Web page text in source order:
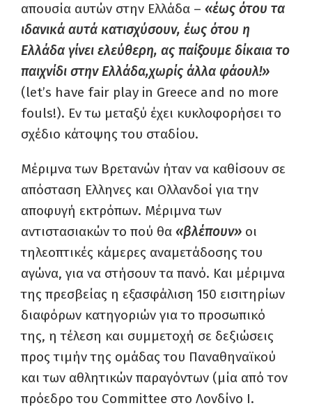
απουσία αυτών στην Ελλάδα – «έως ότου τα
ιδανικά αυτά κατισχύσουν, έως ότου η
Ελλάδα γίνει ελεύθερη, ας παίξουμε δίκαια το
παιχνίδι στην Ελλάδα,χωρίς άλλα φάουλ!»
(let’s have fair play in Greece and no more
fouls!). Εν τω μεταξύ έχει κυκλοφορήσει το
σχέδιο κάτοψης του σταδίου.
Μέριμνα των Βρετανών ήταν να καθίσουν σε
απόσταση Ελληνες και Ολλανδοί για την
αποφυγή εκτρόπων. Μέριμνα των
αντιστασιακών το πού θα «βλέπουν» οι
τηλεοπτικές κάμερες αναμετάδοσης του
αγώνα, για να στήσουν τα πανό. Και μέριμνα
της πρεσβείας η εξασφάλιση 150 εισιτηρίων
διαφόρων κατηγοριών για το προσωπικό
της, η τέλεση και συμμετοχή σε δεξιώσεις
προς τιμήν της ομάδας του Παναθηναϊκού
και των αθλητικών παραγόντων (μία από τον
πρόεδρο του Committee στο Λονδίνο Ι.